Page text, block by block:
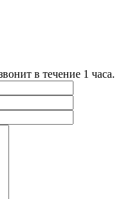
в течение 1 часа.